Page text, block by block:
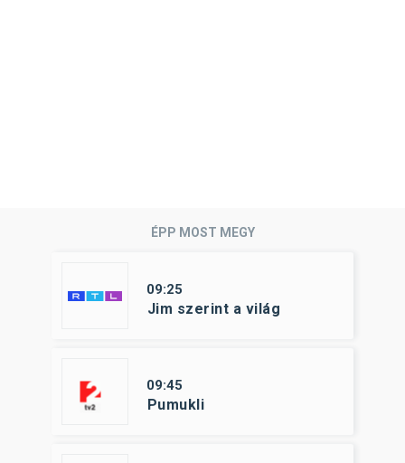
ÉPP MOST MEGY
09:25
Jim szerint a világ
09:45
Pumukli